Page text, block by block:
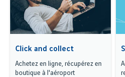
Click and collect
Achetez en ligne, récupérez en
boutique à l'aéroport